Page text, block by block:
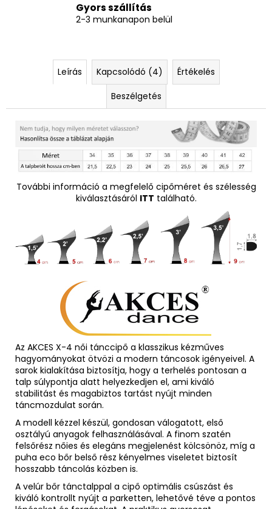
Gyors szállítás
2-3 munkanapon belül
Leírás Kapcsolódó (4)
Értékelés
Beszélgetés
További információ a megfelelő cipőméret és szélesség
kiválasztásáról ITT található.
Az AKCES X-4 női tánccipő a klasszikus kézműves
hagyományokat ötvözi a modern táncosok igényeivel. A
sarok kialakítása biztosítja, hogy a terhelés pontosan a
talp súlypontja alatt helyezkedjen el, ami kiváló
stabilitást és magabiztos tartást nyújt minden
táncmozdulat során.
A modell kézzel készül, gondosan válogatott, első
osztályú anyagok felhasználásával. A finom szatén
felsőrész nőies és elegáns megjelenést kölcsönöz, míg a
puha eco bőr belső rész kényelmes viseletet biztosít
hosszabb táncolás közben is.
A velúr bőr tánctalppal a cipő optimális csúszást és
kiváló kontrollt nyújt a parketten, lehetővé téve a pontos